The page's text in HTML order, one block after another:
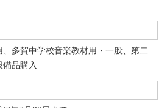
多賀中学校音楽教材用・一般、第二
品購入